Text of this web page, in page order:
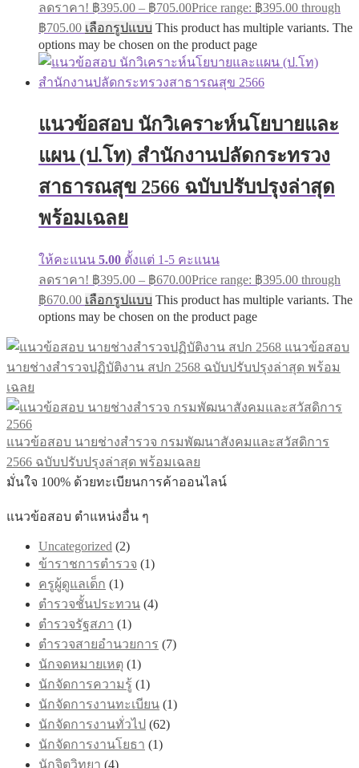
ลดราคา! ฿395.00 – ฿705.00Price range: ฿395.00 through
฿705.00 เลือกรูปแบบ This product has multiple variants. The
options may be chosen on the product page
แนวข้อสอบ นักวิเคราะห์นโยบายและ
แผน (ป.โท) สำนักงานปลัดกระทรวง
สาธารณสุข 2566 ฉบับปรับปรุงล่าสุด
พร้อมเฉลย
ให้คะแนน 5.00 ตั้งแต่ 1-5 คะแนน
ลดราคา! ฿395.00 – ฿670.00Price range: ฿395.00 through
฿670.00 เลือกรูปแบบ This product has multiple variants. The
options may be chosen on the product page
แนวข้อสอบ
นายช่างสำรวจปฏิบัติงาน สปก 2568 ฉบับปรับปรุงล่าสุด พร้อม
เฉลย
แนวข้อสอบ นายช่างสำรวจ กรมพัฒนาสังคมและสวัสดิการ
2566 ฉบับปรับปรุงล่าสุด พร้อมเฉลย
มั่นใจ 100% ด้วยทะเบียนการค้าออนไลน์
แนวข้อสอบ ตำแหน่งอื่น ๆ
Uncategorized (2)
ข้าราชการตำรวจ (1)
ครูผู้ดูแลเด็ก (1)
ตำรวจชั้นประทวน (4)
ตำรวจรัฐสภา (1)
ตำรวจสายอำนวยการ (7)
นักจดหมายเหตุ (1)
นักจัดการความรู้ (1)
นักจัดการงานทะเบียน (1)
นักจัดการงานทั่วไป (62)
นักจัดการงานโยธา (1)
นักจิตวิทยา (4)